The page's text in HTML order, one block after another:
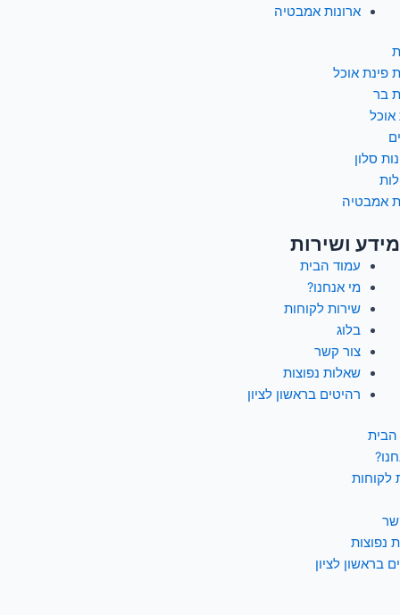
ארונות אמבטיה
פינת אוכל
בר
אוכל
סלון
אמבטיה
מידע ושירות
עמוד הבית
מי אנחנו?
שירות לקוחות
בלוג
צור קשר
שאלות נפוצות
רהיטים בראשון לציון
הבית
לקוחות
נפוצות
בראשון לציון